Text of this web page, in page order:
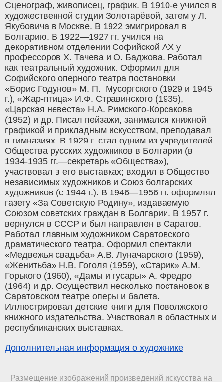
Сценограф, живописец, график. В 1910-е учился в
художественной студии Золотарёвой, затем у Л.
Якубовича в Москве. В 1922 эмигрировал в
Болгарию. В 1922—1927 гг. учился на
декоративном отделении Софийской АХ у
профессоров Х. Тачева и О. Баджова. Работал
как театральный художник. Оформил для
Софийского оперного театра постановки
«Борис Годунов» М. П. Мусоргского (1929 и 1945
г.)‚ «Жар-птица» И.Ф. Стравинского (1935),
«Царская невеста» Н.А. Римского-Корсакова
(1952) и др. Писал пейзажи, занимался книжной
графикой и прикладным искусством, преподавал
в гимназиях. В 1929 г. стал одним из учредителей
Общества русских художников в Болгарии (в
1934-1935 гг.—секретарь «Общества»)‚
участвовал в его выставках; входил в Общество
независимых художников и Союз болгарских
художников (с 1944 г.). В 1946—1956 гг. оформлял
газету «За Советскую Родину», издаваемую
Союзом советских граждан в Болгарии. В 1957 г.
вернулся в СССР и был направлен в Саратов.
Работал главным художником Саратовского
драматического театра. Оформил спектакли
«Медвежья свадьба» А.В. Луначарского (1959),
«Женитьба» Н.В. Гоголя (1959), «Старик» А.М.
Горького (1960), «Дамы и гусары» А. Фредро
(1964) и др. Осуществил несколько постановок в
Саратовском театре оперы и балета.
Иллюстрировал детские книги для Поволжского
книжного издательства. Участвовал в областных и
республиканских выставках.
Дополнительная информация о художнике
Размещение изображений произведений искусства на